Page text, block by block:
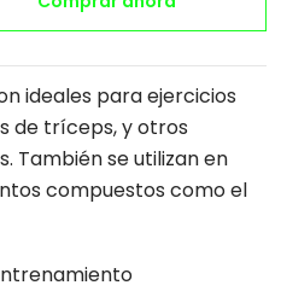
ideales para ejercicios
de tríceps, y otros
También se utilizan en
compuestos como el